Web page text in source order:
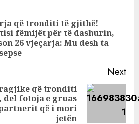
që tronditi të gjithë!
fëmijët për të dashurin,
26 vjeçarja: Mu desh ta
Next
që tronditi
del fotoja e gruas
që i mori
jetën